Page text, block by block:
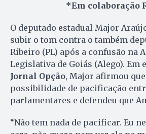
*Em colaboração
O deputado estadual Major
subir o tom contra o também
Ribeiro (PL) após a confusão na
Legislativa de Goiás (Alego). Em
Jornal Opção, Major afirmou
possibilidade de pacificação
parlamentares e defendeu que
“Não tem nada de pacificar. Eu